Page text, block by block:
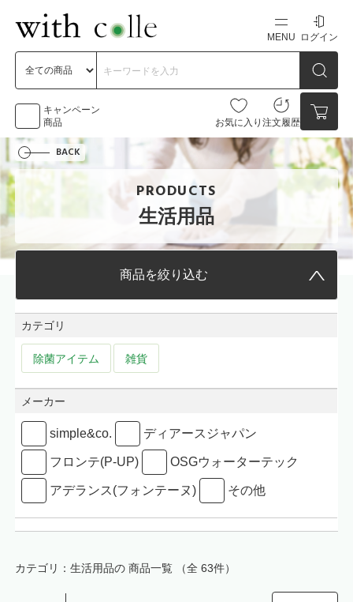
MENU
新規会員登録
お問い合わせ
ログイン
キャンペーン
商品
お気に入り 注文履歴
点数
BACK
PRODUCTS
生活用品
商品を絞り込む
カテゴリ
除菌アイテム 雑貨
メーカー
simple&co. ディアースジャパン
フロンテ(P-UP) OSGウォーターテック
アデランス(フォンテーヌ) その他
カテゴリ：生活用品の 商品一覧 （全 63件）